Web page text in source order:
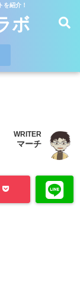
を紹介！
ボ
WRITER
マーチ